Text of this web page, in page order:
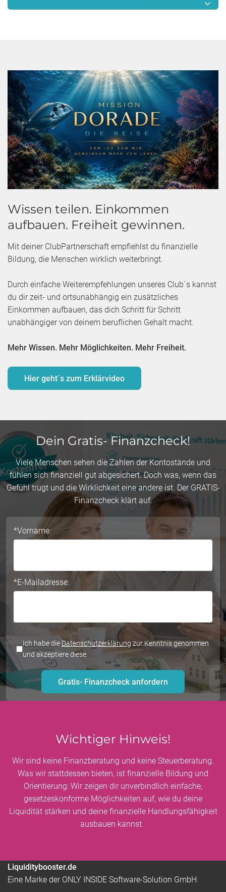
Wissen teilen. Einkommen
aufbauen. Freiheit gewinnen.
Mit deiner ClubPartnerschaft empfiehlst du finanzielle
Bildung, die Menschen wirklich weiterbringt.
Durch einfache Weiterempfehlungen unseres Club´s kannst
du dir zeit- und ortsunabhängig ein zusätzliches
Einkommen aufbauen, das dich Schritt für Schritt
unabhängiger von deinem beruflichen Gehalt macht.
Mehr Wissen. Mehr Möglichkeiten. Mehr Freiheit.
Hier geht´s zum Erklärvideo
Dein Gratis- Finanzcheck!
Viele Menschen sehen die Zahlen der Kontostände und
fühlen sich finanziell gut abgesichert. Doch was, wenn das
Gefühl trügt und die Wirklichkeit eine andere ist. Der GRATIS-
Finanzcheck klärt auf.
field
*Vorname:
*E-Mailadresse:
*Datenschutz:
Ich habe die Datenschutzerklärung zur Kenntnis genommen
und akzeptiere diese.
Gratis- Finanzcheck anfordern
Wichtiger Hinweis!
Wir sind keine Finanzberatung und keine Steuerberatung.
Was wir stattdessen bieten, ist finanzielle Bildung und
Orientierung: Wir zeigen dir unverbindlich einfache,
gesetzeskonforme Möglichkeiten auf, wie du deine
Liquidität stärken und deine finanzielle Handlungsfähigkeit
ausbauen kannst.
Liquiditybooster.de
Eine Marke der ONLY INSIDE Software-Solution GmbH